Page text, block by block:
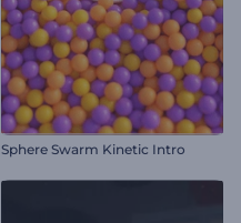
Sphere Swarm Kinetic Intro